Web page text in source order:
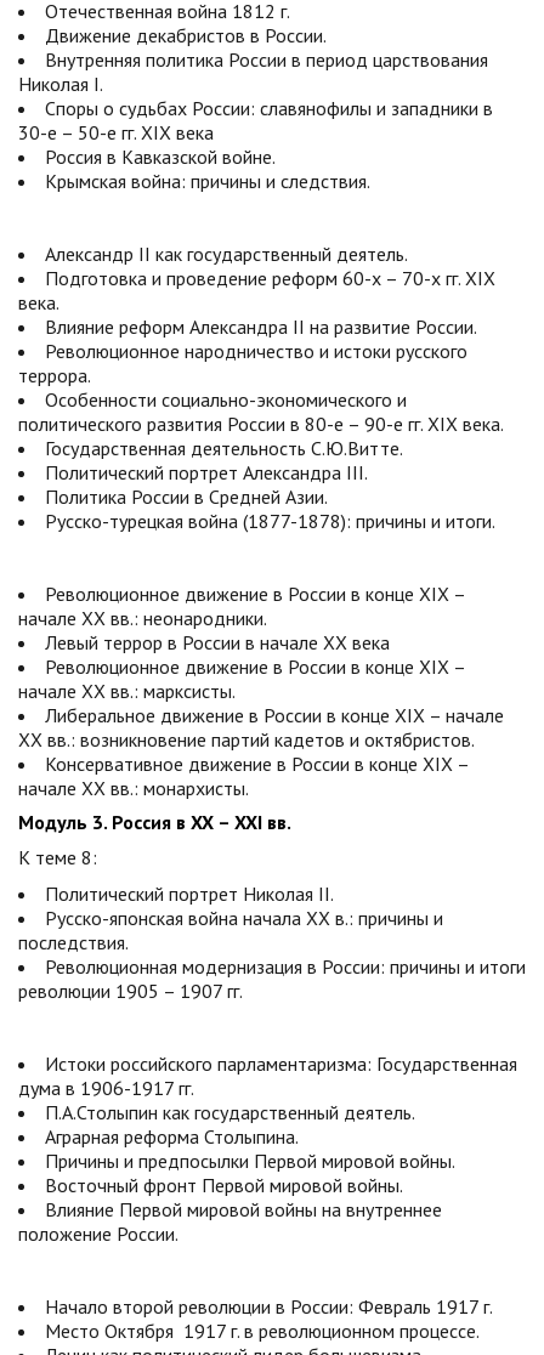
Отечественная война 1812 г.
Движение декабристов в России.
Внутренняя политика России в период царствования
Николая I.
Споры о судьбах России: славянофилы и западники в
30-е – 50-е гг. XIX века
Россия в Кавказской войне.
Крымская война: причины и следствия.
Александр II как государственный деятель.
Подготовка и проведение реформ 60-х – 70-х гг. XIX
века.
Влияние реформ Александра II на развитие России.
Революционное народничество и истоки русского
террора.
Особенности социально-экономического и
политического развития России в 80-е – 90-е гг. XIX века.
Государственная деятельность С.Ю.Витте.
Политический портрет Александра III.
Политика России в Средней Азии.
Русско-турецкая война (1877-1878): причины и итоги.
Революционное движение в России в конце XIX –
начале XX вв.: неонародники.
Левый террор в России в начале XX века
Революционное движение в России в конце XIX –
начале XX вв.: марксисты.
Либеральное движение в России в конце XIX – начале
XX вв.: возникновение партий кадетов и октябристов.
Консервативное движение в России в конце XIX –
начале XX вв.: монархисты.
Модуль 3. Россия в XX – XXI вв.
К теме 8:
Политический портрет Николая II.
Русско-японская война начала XX в.: причины и
последствия.
Революционная модернизация в России: причины и итоги
революции 1905 – 1907 гг.
Истоки российского парламентаризма: Государственная
дума в 1906-1917 гг.
П.А.Столыпин как государственный деятель.
Аграрная реформа Столыпина.
Причины и предпосылки Первой мировой войны.
Восточный фронт Первой мировой войны.
Влияние Первой мировой войны на внутреннее
положение России.
Начало второй революции в России: Февраль 1917 г.
Место Октября 1917 г. в революционном процессе.